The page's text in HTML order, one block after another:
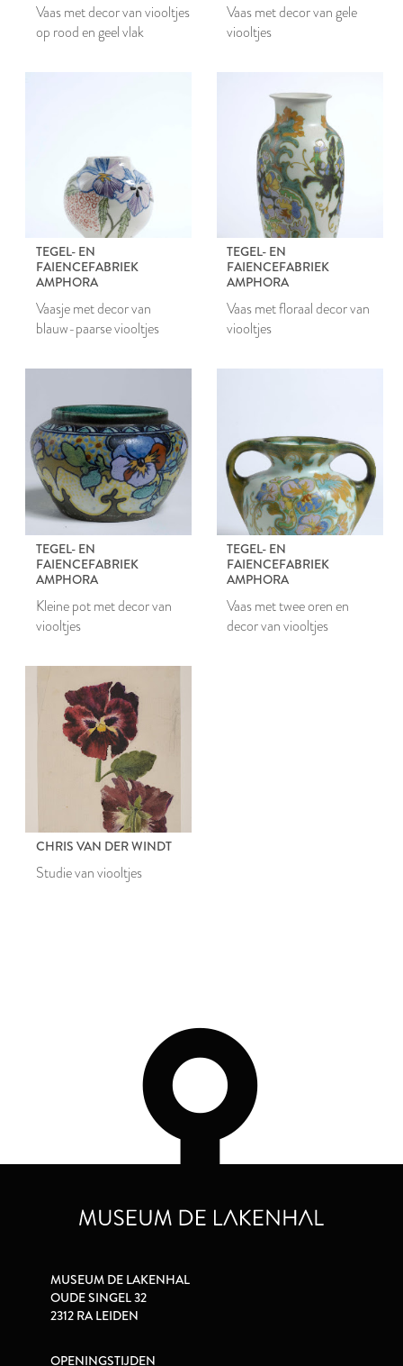
Vaas met decor van viooltjes
op rood en geel vlak
Vaas met decor van gele
viooltjes
TEGEL- EN
FAIENCEFABRIEK
AMPHORA
Vaasje met decor van
blauw-paarse viooltjes
TEGEL- EN
FAIENCEFABRIEK
AMPHORA
Vaas met floraal decor van
viooltjes
TEGEL- EN
FAIENCEFABRIEK
AMPHORA
Kleine pot met decor van
viooltjes
TEGEL- EN
FAIENCEFABRIEK
AMPHORA
Vaas met twee oren en
decor van viooltjes
CHRIS VAN DER WINDT
Studie van viooltjes
MUSEUM DE LAKENHAL
OUDE SINGEL 32
2312 RA LEIDEN
OPENINGSTIJDEN